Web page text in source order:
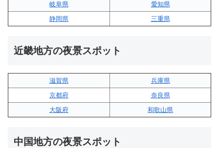
岐阜県
愛知県
静岡県
三重県
近畿地方の夜景スポット
滋賀県
兵庫県
京都府
奈良県
大阪府
和歌山県
中国地方の夜景スポット